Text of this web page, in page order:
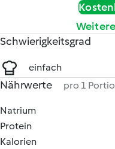
Schwierigkeitsgrad
einfach
Nährwerte pro 1
Natrium
Protein
Kalorien